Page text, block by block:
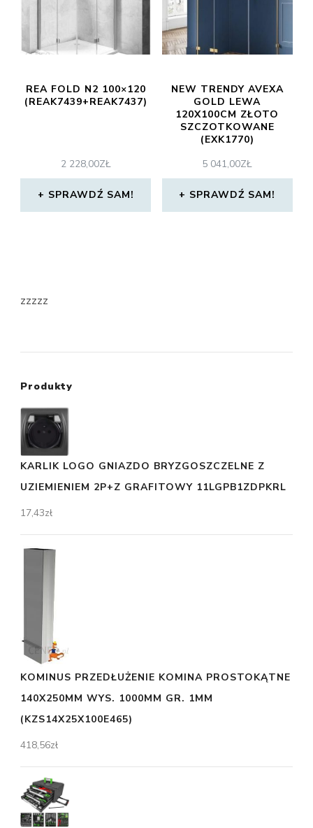
REA FOLD N2 100×120
(REAK7439+REAK7437)
2 228,00ZŁ
SPRAWDŹ SAM!
NEW TRENDY AVEXA
GOLD LEWA
120X100CM ZŁOTO
SZCZOTKOWANE
(EXK1770)
5 041,00ZŁ
SPRAWDŹ SAM!
zzzzz
Produkty
KARLIK LOGO GNIAZDO BRYZGOSZCZELNE Z
UZIEMIENIEM 2P+Z GRAFITOWY 11LGPB1ZDPKRL
17,43zł
KOMINUS PRZEDŁUŻENIE KOMINA PROSTOKĄTNE
140X250MM WYS. 1000MM GR. 1MM
(KZS14X25X100E465)
418,56zł